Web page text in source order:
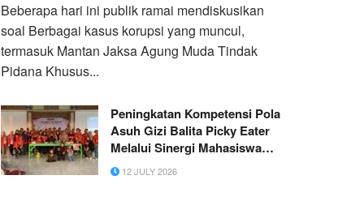
Beberapa hari ini publik ramai mendiskusikan
soal Berbagai kasus korupsi yang muncul,
termasuk Mantan Jaksa Agung Muda Tindak
Pidana Khusus...
Peningkatan Kompetensi Pola
Asuh Gizi Balita Picky Eater
Melalui Sinergi Mahasiswa
KKN Untag Surabaya, Kader
Posyandu, dan Ibu Muda di
12 JULY 2026